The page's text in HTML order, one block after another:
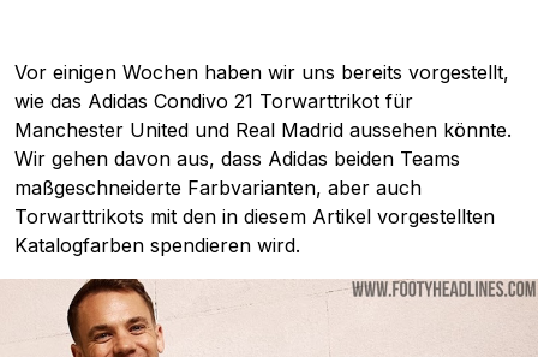
Vor einigen Wochen haben wir uns bereits vorgestellt,
wie das Adidas Condivo 21 Torwarttrikot für
Manchester United und Real Madrid aussehen könnte.
Wir gehen davon aus, dass Adidas beiden Teams
maßgeschneiderte Farbvarianten, aber auch
Torwarttrikots mit den in diesem Artikel vorgestellten
Katalogfarben spendieren wird.